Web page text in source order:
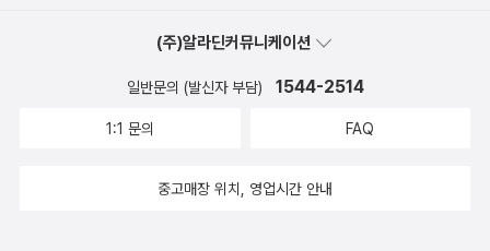
(주)알라딘커뮤니케이션
일반문의 (발신자 부담) 1544-2514
1:1 문의 FAQ
중고매장 위치, 영업시간 안내